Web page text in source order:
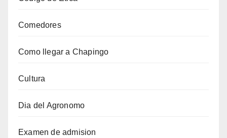
Comedores
Como llegar a Chapingo
Cultura
Dia del Agronomo
Examen de admision